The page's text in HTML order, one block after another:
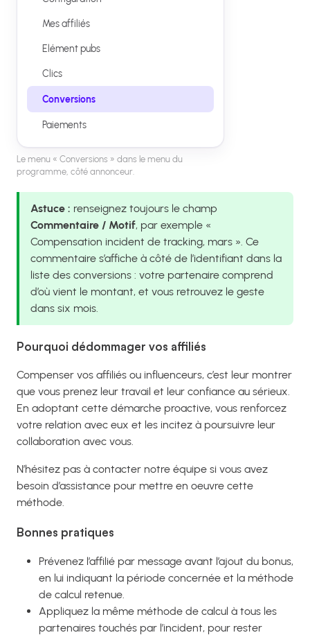
Mes affiliés
Elément pubs
Clics
Conversions
Paiements
Le menu « Conversions » dans le menu du
programme, côté annonceur.
Astuce : renseignez toujours le champ
Commentaire / Motif, par exemple «
Compensation incident de tracking, mars ». Ce
commentaire s’affiche à côté de l’identifiant dans la
liste des conversions : votre partenaire comprend
d’où vient le montant, et vous retrouvez le geste
dans six mois.
Pourquoi dédommager vos affiliés
Compenser vos affiliés ou influenceurs, c’est leur montrer
que vous prenez leur travail et leur confiance au sérieux.
En adoptant cette démarche proactive, vous renforcez
votre relation avec eux et les incitez à poursuivre leur
collaboration avec vous.
N’hésitez pas à contacter notre équipe si vous avez
besoin d’assistance pour mettre en oeuvre cette
méthode.
Bonnes pratiques
Prévenez l’affilié par message avant l’ajout du bonus,
en lui indiquant la période concernée et la méthode
de calcul retenue.
Appliquez la même méthode de calcul à tous les
partenaires touchés par l’incident, pour rester